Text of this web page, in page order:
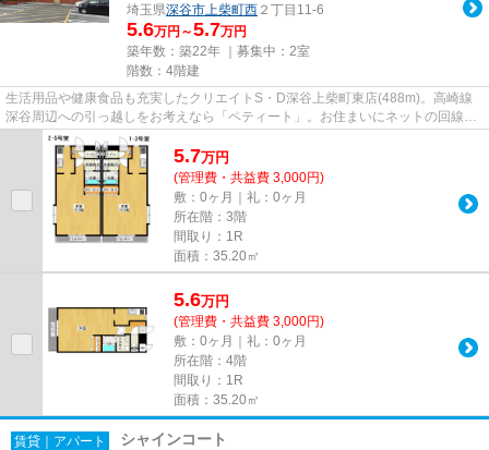
埼玉県深谷市 上柴町西 ２丁目11-6
5.6万円～5.7万円
築年数：築22年 ｜募集中： 2室
階数：4階建
生活用品や健康食品も充実したクリエイトS・D深谷上柴町東店(488m)。高崎線
深谷周辺への引っ越しをお考えなら「ペティート」。お住まいにネットの回線を
繋げましたので暮らしに役立ち...
5.7万円
(管理費・共益費 3,000円)
敷：0ヶ月｜礼：0ヶ月
所在階：3階
間取り：1R
面積：35.20㎡
5.6万円
(管理費・共益費 3,000円)
敷：0ヶ月｜礼：0ヶ月
所在階：4階
間取り：1R
面積：35.20㎡
賃貸｜アパート シャインコート